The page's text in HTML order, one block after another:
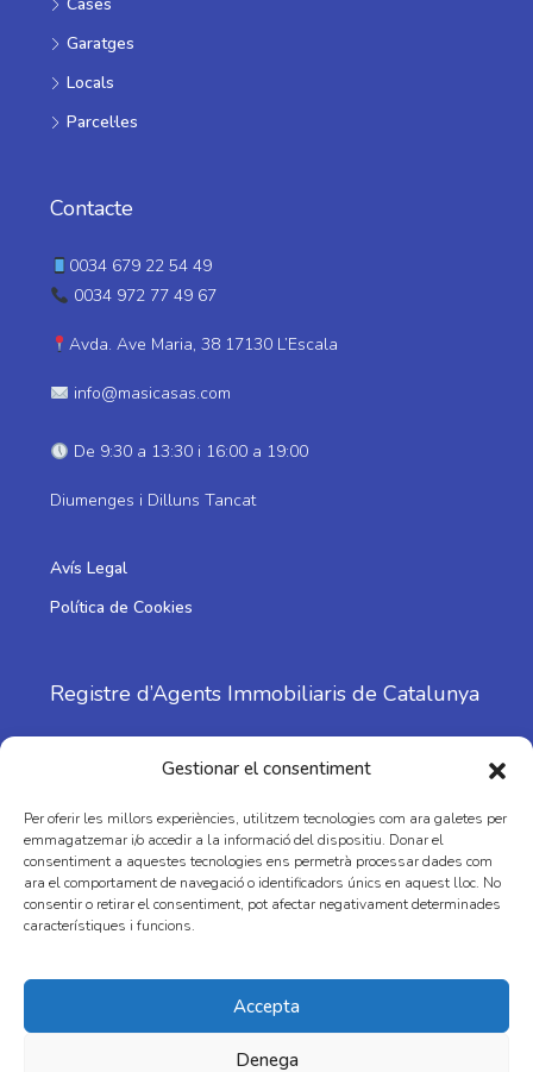
Gestionar el consentiment
Per oferir les millors experiències, utilitzem tecnologies com ara galetes per
emmagatzemar i/o accedir a la informació del dispositiu. Donar el
consentiment a aquestes tecnologies ens permetrà processar dades com
ara el comportament de navegació o identificadors únics en aquest lloc. No
consentir o retirar el consentiment, pot afectar negativament determinades
característiques i funcions.
Accepta
Denega
Cases
Garatges
Locals
Parcel·les
Contacte
0034 679 22 54 49
0034 972 77 49 67
Avda. Ave Maria, 38 17130 L’Escala
info@masicasas.com
De 9:30 a 13:30 i 16:00 a 19:00
Diumenges i Dilluns Tancat
Avís Legal
Política de Cookies
Registre d’Agents Immobiliaris de Catalunya